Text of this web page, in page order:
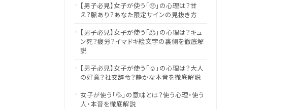
【男子必見】女子が使う「🥺」の心理は？甘
え？脈あり？あなた限定サインの見抜き方
【男子必見】女子が使う「🫠」の心理は？キュ
ン死？疲労？イマドキ絵文字の裏側を徹底解
説
【男子必見】女子が使う「☺️」の心理は？大人
の好意？社交辞令？静かな本音を徹底解説
女子が使う「💦」の意味とは？使う心理・使う
人・本音を徹底解説